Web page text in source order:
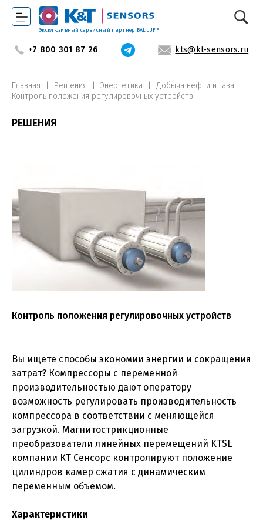
Эксклюзивный сервисный партнер BALLUFF
+7 800 301 87 26 kts@kt-sensors.ru
Главная Решения Энергетика
Добыча нефти и газа
Контроль положения регулировочных устройств
РЕШЕНИЯ
Контроль положения регулировочных устройств
Вы ищете способы экономии энергии и сокращения
затрат? Компрессоры с переменной
производительностью дают оператору
возможность регулировать производительность
компрессора в соответствии с меняющейся
загрузкой. Магнитострикционные
преобразователи линейных перемещений KTSL
компании КТ Сенсорс контролируют положение
цилиндров камер сжатия с динамическим
переменным объемом.
Характеристики